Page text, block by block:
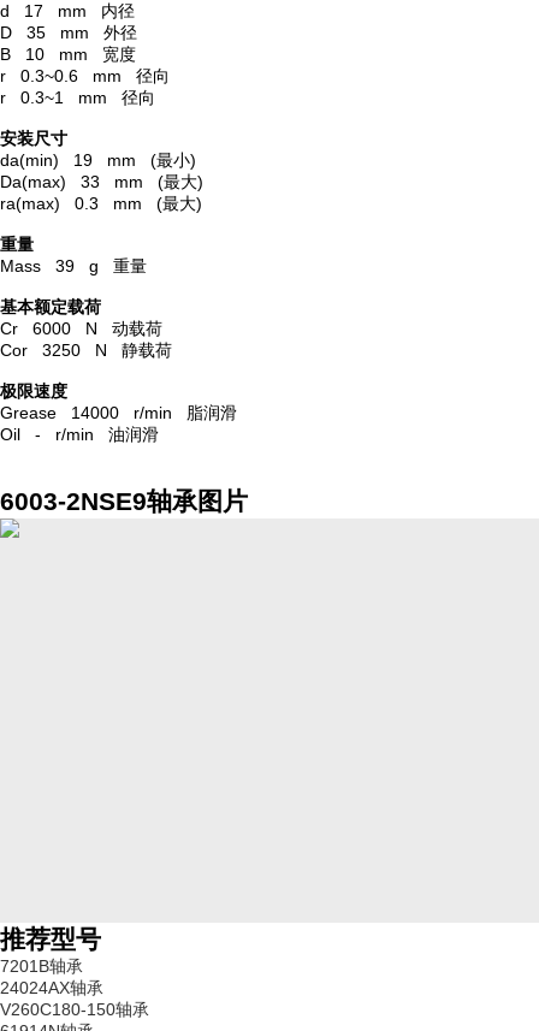
d 17 mm 内径
D 35 mm 外径
B 10 mm 宽度
r 0.3~0.6 mm 径向
r 0.3~1 mm 径向
安装尺寸
da(min) 19 mm (最小)
Da(max) 33 mm (最大)
ra(max) 0.3 mm (最大)
重量
Mass 39 g 重量
基本额定载荷
Cr 6000 N 动载荷
Cor 3250 N 静载荷
极限速度
Grease 14000 r/min 脂润滑
Oil - r/min 油润滑
6003-2NSE9轴承图片
推荐型号
7201B轴承
24024AX轴承
V260C180-150轴承